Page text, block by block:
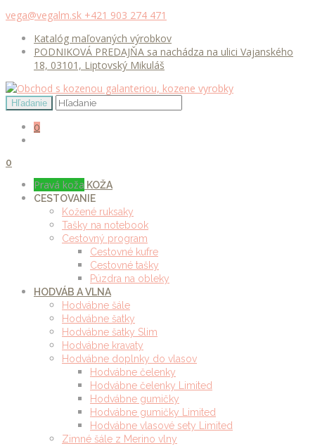
vega@vegalm.sk +421 903 274 471
Katalóg maľovaných výrobkov
PODNIKOVÁ PREDAJŇA sa nachádza na ulici Vajanského
18, 03101, Liptovský Mikuláš
0
0
Pravá koža KOŽA
CESTOVANIE
Kožené ruksaky
Tašky na notebook
Cestovný program
Cestovné kufre
Cestovné tašky
Púzdra na obleky
HODVÁB A VLNA
Hodvábne šále
Hodvábne šatky
Hodvábne šatky Slim
Hodvábne kravaty
Hodvábne doplnky do vlasov
Hodvábne čelenky
Hodvábne čelenky Limited
Hodvábne gumičky
Hodvábne gumičky Limited
Hodvábne vlasové sety Limited
Zimné šále z Merino vlny